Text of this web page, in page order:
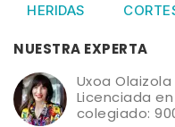
HERIDAS
NUESTRA EXPERTA
Uxoa
Licenciada
colegiado: